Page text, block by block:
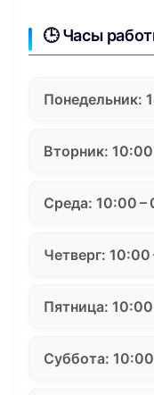
🕒 Часы
Понедельник:
Вторник:
Среда: 10:00 –
Четверг: 10:00
Пятница:
Суббота: